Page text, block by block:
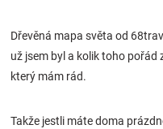
Dřevěná mapa světa od
už jsem byl a kolik toho pořád
který mám rád.
Takže jestli máte doma